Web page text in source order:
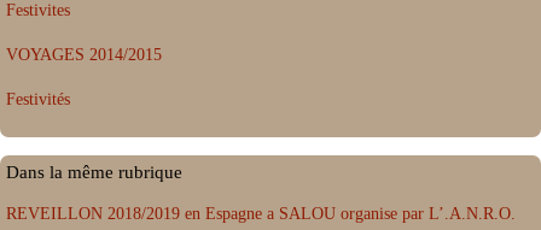
Festivites
VOYAGES 2014/2015
Festivités
Dans la même rubrique
REVEILLON 2018/2019 en Espagne a SALOU organise par L’.A.N.R.O.